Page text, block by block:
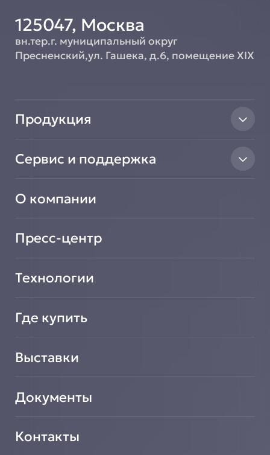
125047, Москва
вн.тер.г. муниципальный округ
Пресненский,ул. Гашека, д.6, помещение XIX
Продукция
Линии раздачи
Вентиляционное оборудование
Транспортировочные решения
Сервис и поддержка
Сообщить о неисправности оборудования
Подать заявку на сотрудничество
О компании
Пресс-центр
Технологии
Где купить
Выставки
Документы
Контакты